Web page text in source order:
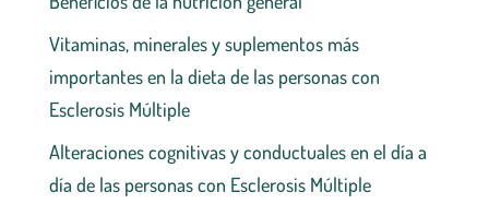
Vitaminas, minerales y suplementos más
importantes en la dieta de las personas con
Esclerosis Múltiple
Alteraciones cognitivas y conductuales en el día a
día de las personas con Esclerosis Múltiple